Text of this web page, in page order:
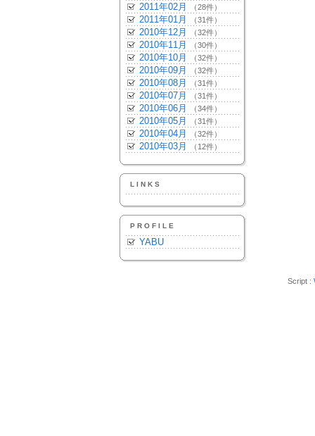
2011年02月 （28件）
2011年01月 （31件）
2010年12月 （32件）
2010年11月 （30件）
2010年10月 （32件）
2010年09月 （32件）
2010年08月 （31件）
2010年07月 （31件）
2010年06月 （34件）
2010年05月 （31件）
2010年04月 （32件）
2010年03月 （12件）
LINKS
PROFILE
YABU
Script :